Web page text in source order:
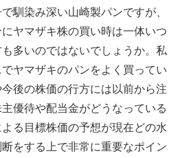
馴染み深い山崎製パンですが、
ヤマザキ株の買い時は一体いつ
多いのではないでしょうか。私
ヤマザキのパンをよく買ってい
後の株価の行方には以前から注
優待や配当金がどうなっている
る目標株価の予想が現在どの水
をする上で非常に重要なポイン